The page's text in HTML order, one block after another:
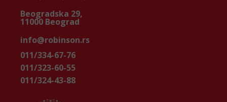
Beogradska 29,
11000 Beograd
info@robinson.rs
011/334-67-76
011/323-60-55
011/324-43-88